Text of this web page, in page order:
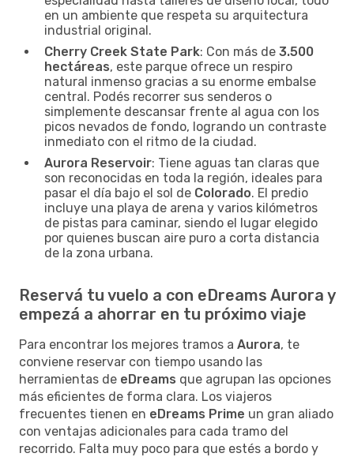
en un ambiente que respeta su arquitectura
industrial original.
Cherry Creek State Park: Con más de 3.500
hectáreas, este parque ofrece un respiro
natural inmenso gracias a su enorme embalse
central. Podés recorrer sus senderos o
simplemente descansar frente al agua con los
picos nevados de fondo, logrando un contraste
inmediato con el ritmo de la ciudad.
Aurora Reservoir: Tiene aguas tan claras que
son reconocidas en toda la región, ideales para
pasar el día bajo el sol de Colorado. El predio
incluye una playa de arena y varios kilómetros
de pistas para caminar, siendo el lugar elegido
por quienes buscan aire puro a corta distancia
de la zona urbana.
Reservá tu vuelo a con eDreams Aurora y
empezá a ahorrar en tu próximo viaje
Para encontrar los mejores tramos a Aurora, te
conviene reservar con tiempo usando las
herramientas de eDreams que agrupan las opciones
más eficientes de forma clara. Los viajeros
frecuentes tienen en eDreams Prime un gran aliado
con ventajas adicionales para cada tramo del
recorrido. Falta muy poco para que estés a bordo y